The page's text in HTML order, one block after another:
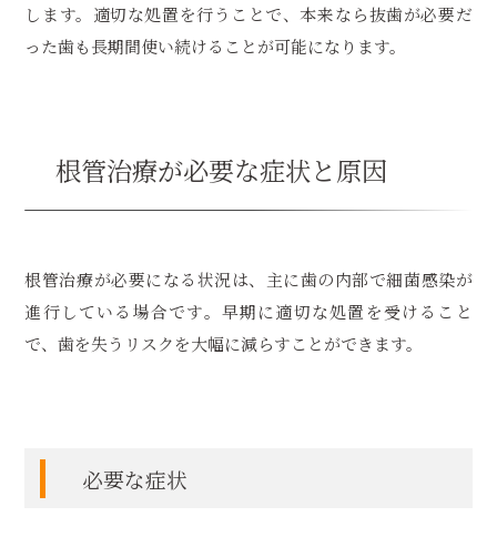
します。適切な処置を行うことで、本来なら抜歯が必要だ
った歯も長期間使い続けることが可能になります。
根管治療が必要な症状と原因
根管治療が必要になる状況は、主に歯の内部で細菌感染が
進行している場合です。早期に適切な処置を受けること
で、歯を失うリスクを大幅に減らすことができます。
必要な症状